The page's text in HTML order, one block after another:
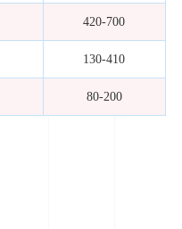
420-700
130-410
80-200